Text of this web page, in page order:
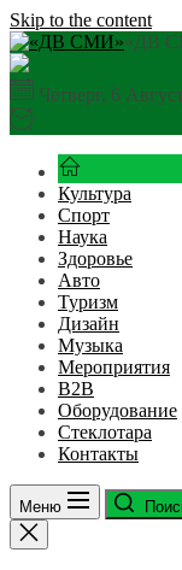
Skip to the content
«ДВ
Четверг, 6
Культура
Спорт
Наука
Здоровье
Авто
Туризм
Дизайн
Музыка
Мероприятия
B2B
Оборудование
Стеклотара
Контакты
Меню